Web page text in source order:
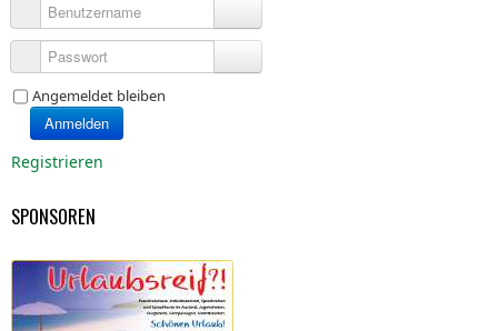
Benutzername
Passwort
Angemeldet bleiben
Anmelden
Registrieren
SPONSOREN